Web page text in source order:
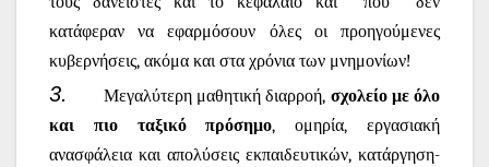
κατάφεραν να εφαρμόσουν όλες οι προηγούμενες
κυβερνήσεις, ακόμα και στα χρόνια των μνημονίων!
3. Μεγαλύτερη μαθητική διαρροή, σχολείο με όλο
και πιο ταξικό πρόσημο, ομηρία, εργασιακή
ανασφάλεια και απολύσεις εκπαιδευτικών, κατάργηση-